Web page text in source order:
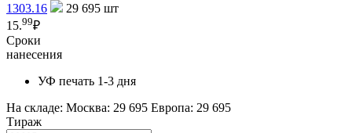
1303.16
29 695 шт
15.99₽
Сроки
нанесения
УФ печать 1-3 дня
На складе: Москва: 29 695 Европа: 29 695
Тираж